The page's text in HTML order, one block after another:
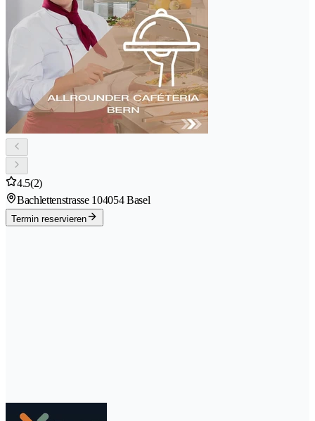
4.5(2)
Bachlettenstrasse 104054 Basel
Termin reservieren